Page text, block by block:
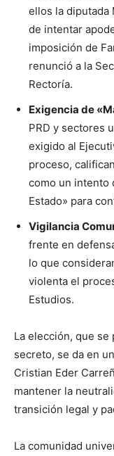
ellos la diputada
de intentar
imposición de
renunció a la
Rectoría.
Exigencia de
PRD y sectores
exigido al
proceso,
como un intento
Estado» para
Vigilancia
frente en
lo que
violenta el
Estudios.
La elección, que
secreto, se da en
Cristian Eder
mantener la
transición legal y
La comunidad